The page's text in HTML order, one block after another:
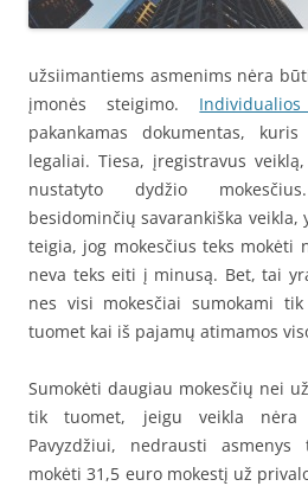
užsiimantiems asmenims nėra
įmonės steigimo.
pakankamas dokumentas,
legaliai. Tiesa, įregistravus
nustatyto dydžio
besidominčių savarankiška
teigia, jog mokesčius teks mokėti
neva teks eiti į minusą. Bet, tai
nes visi mokesčiai sumokami
tuomet kai iš pajamų atimamos
Sumokėti daugiau mokesčių nei
tik tuomet, jeigu veikla nėra
Pavyzdžiui, nedrausti
mokėti 31,5 euro mokestį už